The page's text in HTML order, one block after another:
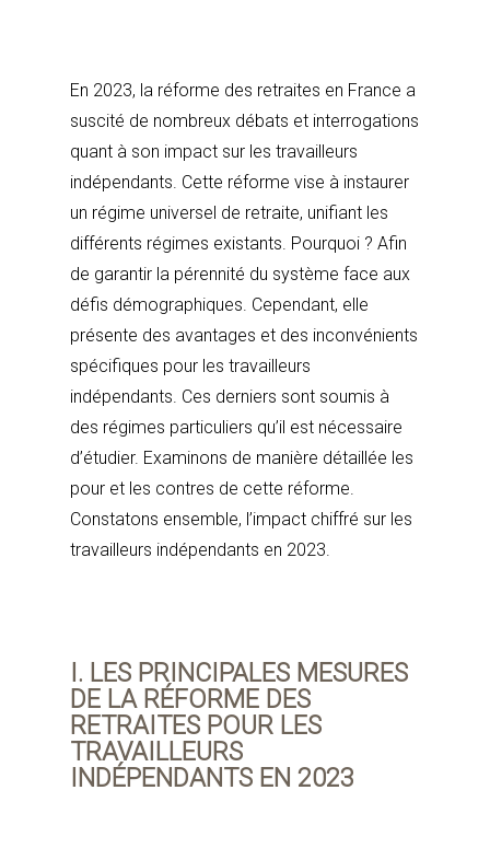
En 2023, la réforme des retraites en France a
suscité de nombreux débats et interrogations
quant à son impact sur les travailleurs
indépendants. Cette réforme vise à instaurer
un régime universel de retraite, unifiant les
différents régimes existants. Pourquoi ? Afin
de garantir la pérennité du système face aux
défis démographiques. Cependant, elle
présente des avantages et des inconvénients
spécifiques pour les travailleurs
indépendants. Ces derniers sont soumis à
des régimes particuliers qu’il est nécessaire
d’étudier. Examinons de manière détaillée les
pour et les contres de cette réforme.
Constatons ensemble, l’impact chiffré sur les
travailleurs indépendants en 2023.
I. LES PRINCIPALES MESURES
DE LA RÉFORME DES
RETRAITES POUR LES
TRAVAILLEURS
INDÉPENDANTS EN 2023